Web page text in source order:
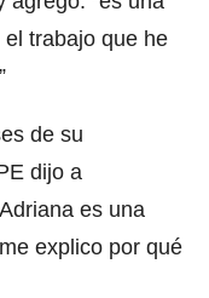
trabajo que he
de su
dijo a
es una
explico por qué